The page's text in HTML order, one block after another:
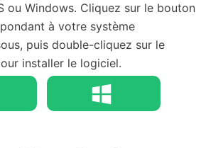
ou Windows. Cliquez sur le bouton
à votre système
puis double-cliquez sur le
installer le logiciel.